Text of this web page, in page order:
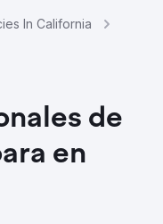
In California
de
en